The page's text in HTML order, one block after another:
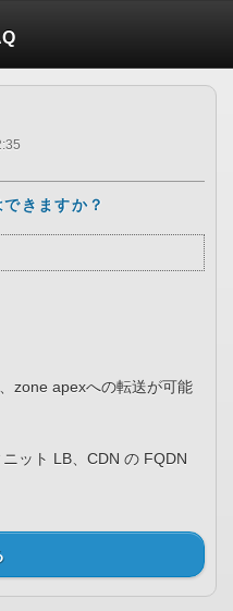
きますか？
zone apexへの転送が可能
ット LB、CDN の FQDN